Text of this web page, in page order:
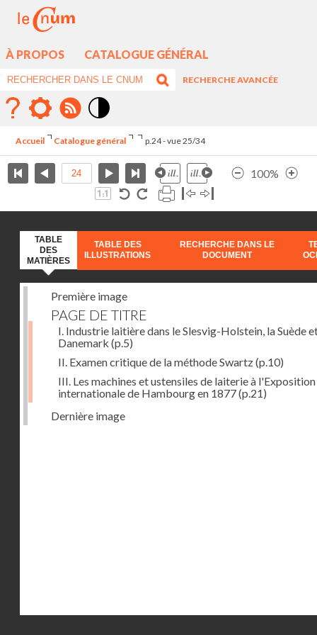
À PROPOS CATALOGUE GÉNÉRAL
RECHERCHE AVANCÉE
élévé
Accueil Catalogue général p.24 - vue 25/34
100%
TABLE
DES
MATIÈRES
TABLE DES
ILLUSTRATIONS
RECHERCHE DANS LE
DOCUMENT
Première image
PAGE DE TITRE
I. Industrie laitière dans le Slesvig-Holstein, la Suède
Danemark (p.5)
II. Examen critique de la méthode Swartz(p.10)
III. Les machines et ustensiles de laiterie à l'Exposition
internationale de Hambourg en 1877(p.21)
Dernière image